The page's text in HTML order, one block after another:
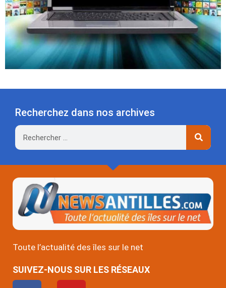
Recherchez dans nos archives
Rechercher
Toute l’actualité des îles sur le net
SUIVEZ-NOUS SUR LES RÉSEAUX